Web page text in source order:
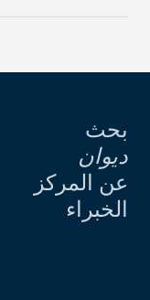
بحث
ديوان
عن المركز
الخبراء